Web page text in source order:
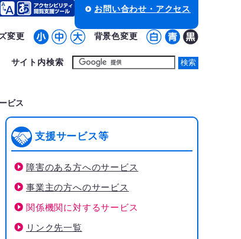
お問い合わせ・アクセス
変更 背景色変更
サイト内検索
ビス
支援サービス等
障害のある方へのサービス
事業主の方へのサービス
関係機関に対するサービス
リンク先一覧